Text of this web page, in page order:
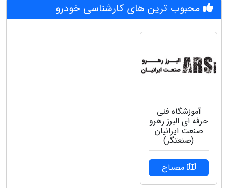
محبوب ترین های کارشناسی خودرو
آموزشگاه فنی
حرفه ای البرز رهرو
صنعت ایرانیان
(صنعتگر)
مصباح